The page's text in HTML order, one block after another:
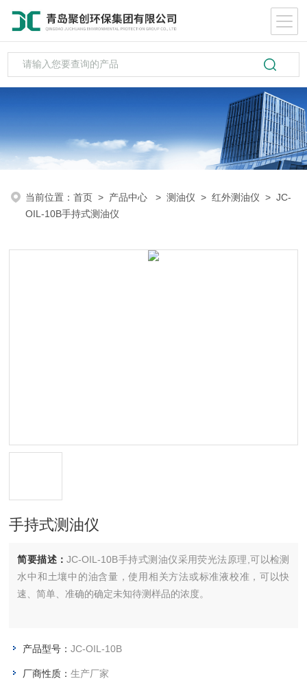
当前位置：首页 > 产品中心 >测油仪 >红外测油仪 > JC-
OIL-10B手持式测油仪
手持式测油仪
简要描述：JC-OIL-10B手持式测油仪采用荧光法原理,可以检测
水中和土壤中的油含量，使用相关方法或标准液校准，可以快
速、简单、准确的确定未知待测样品的浓度。
产品型号：JC-OIL-10B
厂商性质：生产厂家